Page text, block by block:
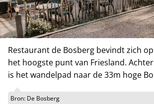
Restaurant de Bosberg bevindt zich
het hoogste punt van Friesland.
is het wandelpad naar de 33m hoge
Bron: De Bosberg